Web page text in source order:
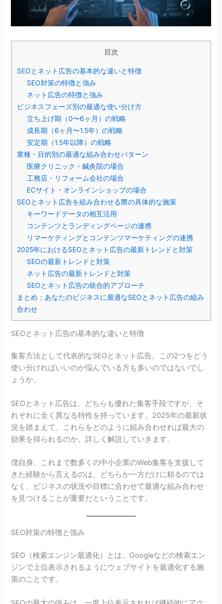
目次
SEOとネット広告の基本的な違いと特徴
SEO対策の特徴と強み
ネット広告の特徴と強み
ビジネスフェーズ別の最適な使い分け方
立ち上げ期（0〜6ヶ月）の戦略
成長期（6ヶ月〜1.5年）の戦略
安定期（1.5年以降）の戦略
業種・目的別の最適な組み合わせパターン
医療クリニック・鍼灸院の場合
工務店・リフォーム会社の場合
ECサイト・オンラインショップの場合
SEOとネット広告を組み合わせる際の具体的な施策
キーワードデータの相互活用
コンテンツとランディングページの連携
リマーケティングとコンテンツマーケティングの連携
2025年におけるSEOとネット広告の最新トレンドと対策
SEOの最新トレンドと対策
ネット広告の最新トレンドと対策
SEOとネット広告の統合的アプローチ
まとめ：あなたのビジネスに最適なSEOとネット広告の組み
合わせ
SEOとネット広告の基本的な違いと特徴
集客方法として代表的なSEOとネット広告。この2つをどう
使い分ければいいのか悩んでいる方も多いのではないでし
ょうか。
SEOとネット広告は、どちらも優れた集客手段ですが、そ
れぞれに全く異なる特性を持っています。2025年の最新状
況を踏まえて、これらをどのように組み合わせれば最大の
効果を得られるのか、詳しく解説していきます。
僕自身、これまで数多くの中小企業のWeb集客を支援して
きた経験から言えるのは、どちらか一方だけに頼るのでは
なく、ビジネスの状況や目標に合わせて最適な組み合わせ
を見つけることが重要だということです。
SEO対策の特徴と強み
SEO（検索エンジン最適化）とは、Googleなどの検索エン
ジンで上位表示されるようにウェブサイトを最適化する施
策のことです。